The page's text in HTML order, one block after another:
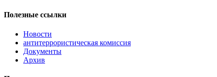
Полезные ссылки
Новости
антитеррористическая комиссия
Документы
Архив